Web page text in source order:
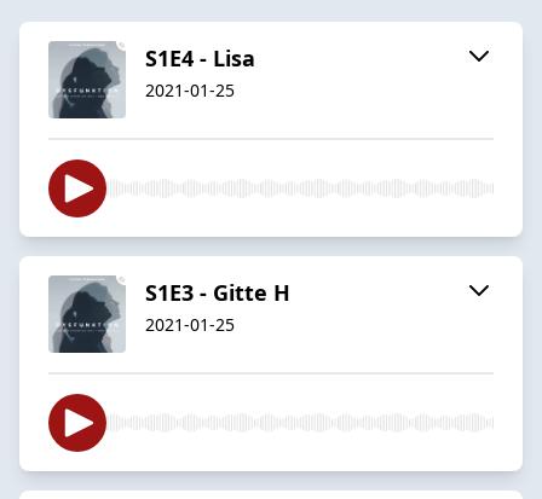
S1E4 - Lisa
2021-01-25
S1E3 - Gitte H
2021-01-25